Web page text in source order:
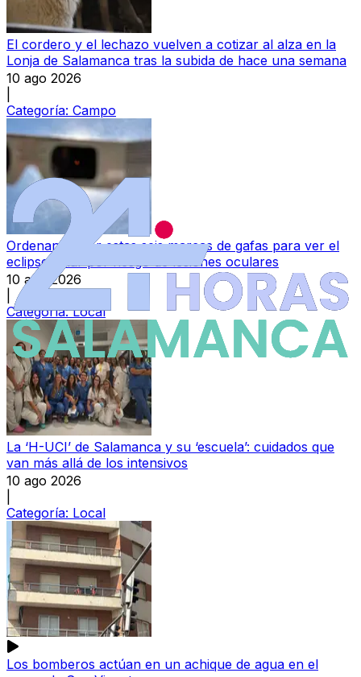
El cordero y el lechazo vuelven a cotizar al alza en la
Lonja de Salamanca tras la subida de hace una semana
10 ago 2026
Categoría: Campo
Ordenan retirar estas seis marcas de gafas para ver el
eclipse solar por riesgo de lesiones oculares
10 ago 2026
Categoría:Local
La ‘H-UCI’ de Salamanca y su ‘escuela’: cuidados que
van más allá de los intensivos
10 ago 2026
Categoría: Local
Los bomberos actúan en un achique de agua en el